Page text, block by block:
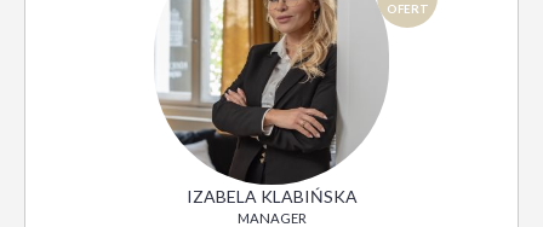
OFERT
IZABELA KLABIŃSKA
MANAGER